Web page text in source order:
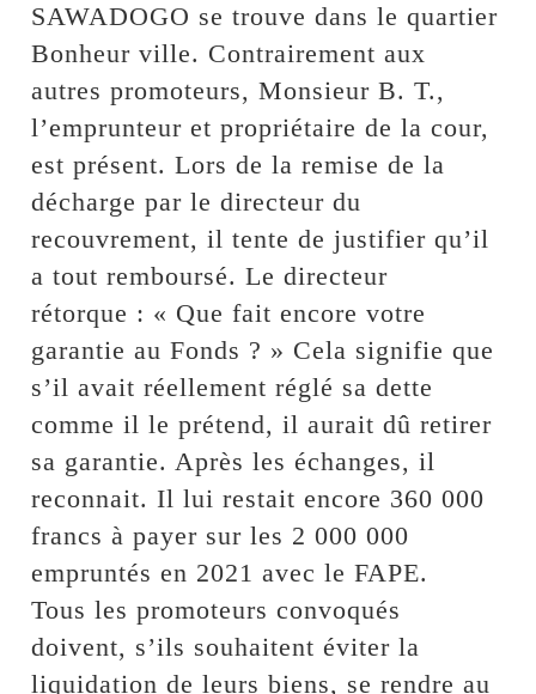
SAWADOGO se trouve dans le quartier
Bonheur ville. Contrairement aux
autres promoteurs, Monsieur B. T.,
l’emprunteur et propriétaire de la cour,
est présent. Lors de la remise de la
décharge par le directeur du
recouvrement, il tente de justifier qu’il
a tout remboursé. Le directeur
rétorque : « Que fait encore votre
garantie au Fonds ? » Cela signifie que
s’il avait réellement réglé sa dette
comme il le prétend, il aurait dû retirer
sa garantie. Après les échanges, il
reconnait. Il lui restait encore 360 000
francs à payer sur les 2 000 000
empruntés en 2021 avec le FAPE.
Tous les promoteurs convoqués
doivent, s’ils souhaitent éviter la
liquidation de leurs biens, se rendre au